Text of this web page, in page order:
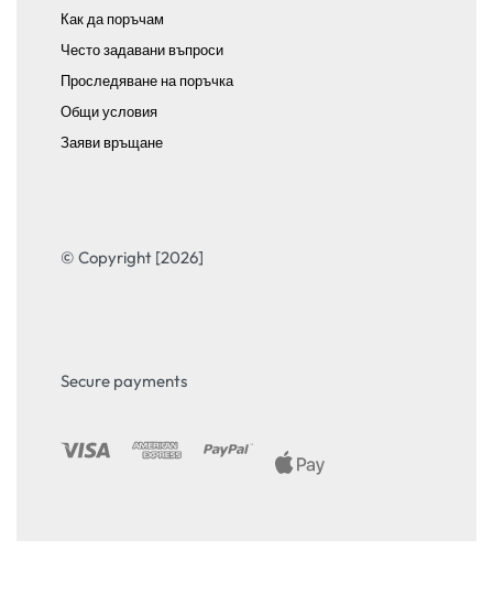
Как да поръчам
Често задавани въпроси
Проследяване на поръчка
Общи условия
Заяви връщане
© Copyright [2026]
Secure payments